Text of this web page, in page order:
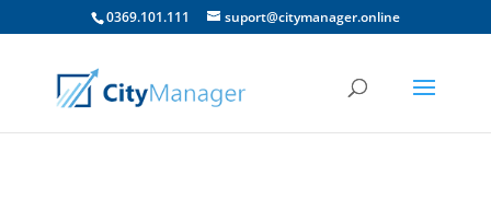
0369.101.111 suport@citymanager.online